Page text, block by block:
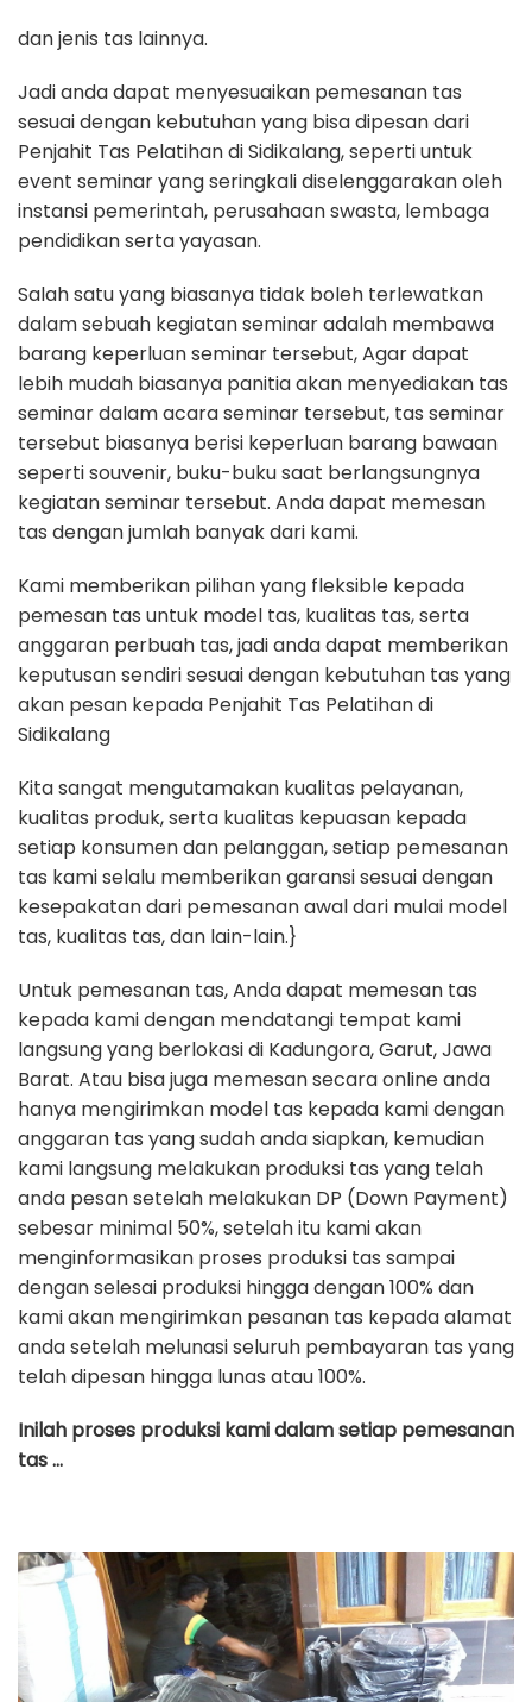
dan jenis tas lainnya.
Jadi anda dapat menyesuaikan pemesanan tas
sesuai dengan kebutuhan yang bisa dipesan dari
Penjahit Tas Pelatihan di Sidikalang, seperti untuk
event seminar yang seringkali diselenggarakan oleh
instansi pemerintah, perusahaan swasta, lembaga
pendidikan serta yayasan.
Salah satu yang biasanya tidak boleh terlewatkan
dalam sebuah kegiatan seminar adalah membawa
barang keperluan seminar tersebut, Agar dapat
lebih mudah biasanya panitia akan menyediakan tas
seminar dalam acara seminar tersebut, tas seminar
tersebut biasanya berisi keperluan barang bawaan
seperti souvenir, buku-buku saat berlangsungnya
kegiatan seminar tersebut. Anda dapat memesan
tas dengan jumlah banyak dari kami.
Kami memberikan pilihan yang fleksible kepada
pemesan tas untuk model tas, kualitas tas, serta
anggaran perbuah tas, jadi anda dapat memberikan
keputusan sendiri sesuai dengan kebutuhan tas yang
akan pesan kepada Penjahit Tas Pelatihan di
Sidikalang
Kita sangat mengutamakan kualitas pelayanan,
kualitas produk, serta kualitas kepuasan kepada
setiap konsumen dan pelanggan, setiap pemesanan
tas kami selalu memberikan garansi sesuai dengan
kesepakatan dari pemesanan awal dari mulai model
tas, kualitas tas, dan lain-lain.}
Untuk pemesanan tas, Anda dapat memesan tas
kepada kami dengan mendatangi tempat kami
langsung yang berlokasi di Kadungora, Garut, Jawa
Barat. Atau bisa juga memesan secara online anda
hanya mengirimkan model tas kepada kami dengan
anggaran tas yang sudah anda siapkan, kemudian
kami langsung melakukan produksi tas yang telah
anda pesan setelah melakukan DP (Down Payment)
sebesar minimal 50%, setelah itu kami akan
menginformasikan proses produksi tas sampai
dengan selesai produksi hingga dengan 100% dan
kami akan mengirimkan pesanan tas kepada alamat
anda setelah melunasi seluruh pembayaran tas yang
telah dipesan hingga lunas atau 100%.
Inilah proses produksi kami dalam setiap pemesanan
tas …